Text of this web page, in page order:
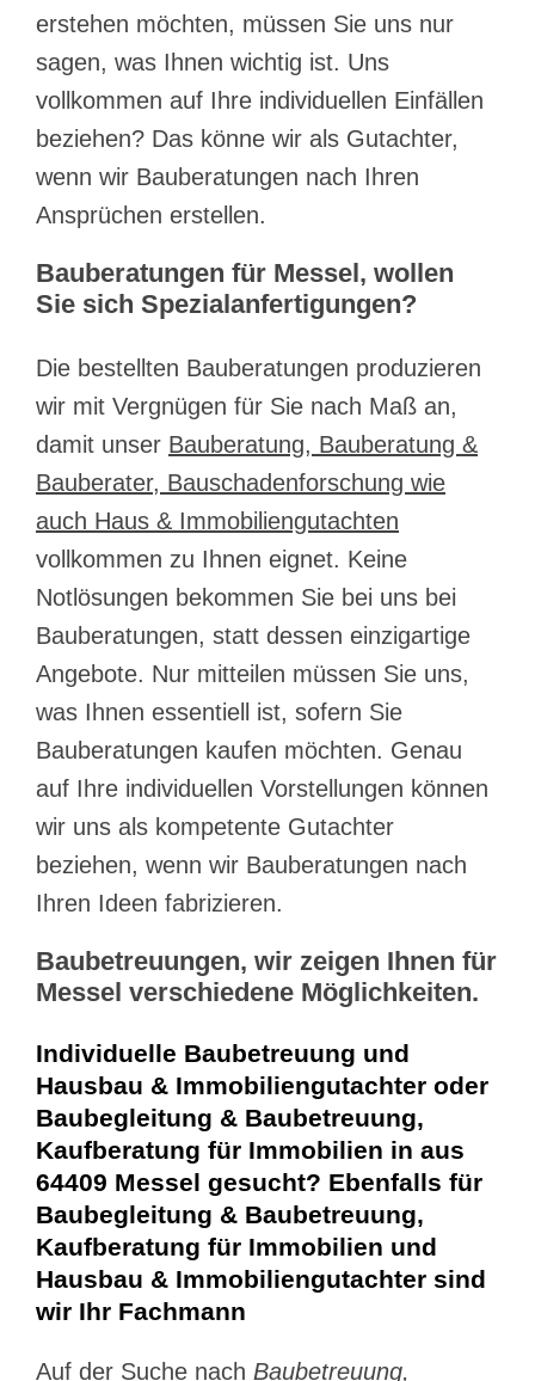
erstehen möchten, müssen Sie uns nur
sagen, was Ihnen wichtig ist. Uns
vollkommen auf Ihre individuellen Einfällen
beziehen? Das könne wir als Gutachter,
wenn wir Bauberatungen nach Ihren
Ansprüchen erstellen.
Bauberatungen für Messel, wollen
Sie sich Spezialanfertigungen?
Die bestellten Bauberatungen produzieren
wir mit Vergnügen für Sie nach Maß an,
damit unser Bauberatung, Bauberatung &
Bauberater, Bauschadenforschung wie
auch Haus & Immobiliengutachten
vollkommen zu Ihnen eignet. Keine
Notlösungen bekommen Sie bei uns bei
Bauberatungen, statt dessen einzigartige
Angebote. Nur mitteilen müssen Sie uns,
was Ihnen essentiell ist, sofern Sie
Bauberatungen kaufen möchten. Genau
auf Ihre individuellen Vorstellungen können
wir uns als kompetente Gutachter
beziehen, wenn wir Bauberatungen nach
Ihren Ideen fabrizieren.
Baubetreuungen, wir zeigen Ihnen für
Messel verschiedene Möglichkeiten.
Individuelle Baubetreuung und
Hausbau & Immobiliengutachter oder
Baubegleitung & Baubetreuung,
Kaufberatung für Immobilien in aus
64409 Messel gesucht? Ebenfalls für
Baubegleitung & Baubetreuung,
Kaufberatung für Immobilien und
Hausbau & Immobiliengutachter sind
wir Ihr Fachmann
Auf der Suche nach Baubetreuung,